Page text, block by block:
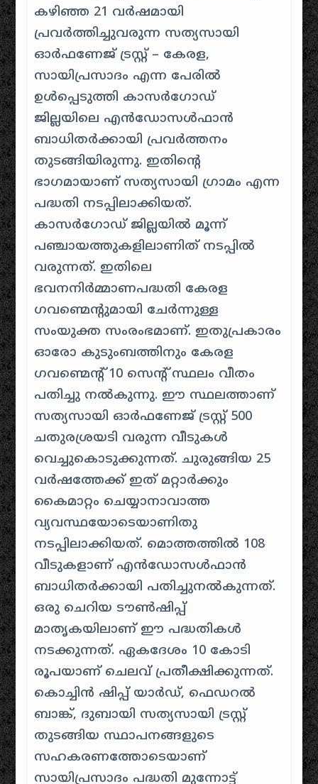
കഴിഞ്ഞ 21 വർഷമായി
പ്രവർത്തിച്ചുവരുന്ന സത്യസായി
ഓർഫണേജ് ട്രസ്റ്റ് – കേരള,
സായിപ്രസാദം എന്ന പേരിൽ
ഉൾപ്പെടുത്തി കാസർഗോഡ്
ജില്ലയിലെ എൻഡോസൾഫാൻ
ബാധിതർക്കായി പ്രവർത്തനം
തുടങ്ങിയിരുന്നു. ഇതിന്റെ
ഭാഗമായാണ് സത്യസായി ഗ്രാമം എന്ന
പദ്ധതി നടപ്പിലാക്കിയത്.
കാസർഗോഡ് ജില്ലയിൽ മൂന്ന്
പഞ്ചായത്തുകളിലാണിത് നടപ്പിൽ
വരുന്നത്. ഇതിലെ
ഭവനനിർമ്മാണപദ്ധതി കേരള
ഗവണ്മെന്റുമായി ചേർന്നുള്ള
സംയുക്ത സംരംഭമാണ്. ഇതുപ്രകാരം
ഓരോ കുടുംബത്തിനും കേരള
ഗവണ്മെന്റ് 10 സെന്റ് സ്ഥലം വീതം
പതിച്ചു നൽകുന്നു. ഈ സ്ഥലത്താണ്
സത്യസായി ഓർഫണേജ് ട്രസ്റ്റ് 500
ചതുരശ്രയടി വരുന്ന വീടുകൾ
വെച്ചുകൊടുക്കുന്നത്. ചുരുങ്ങിയ 25
വർഷത്തേക്ക് ഇത് മറ്റാർക്കും
കൈമാറ്റം ചെയ്യാനാവാത്ത
വ്യവസ്ഥയോടെയാണിതു
നടപ്പിലാക്കിയത്. മൊത്തത്തിൽ 108
വീടുകളാണ് എൻഡോസൾഫാൻ
ബാധിതർക്കായി പതിച്ചുനൽകുന്നത്.
ഒരു ചെറിയ ടൗൺഷിപ്പ്
മാതൃകയിലാണ് ഈ പദ്ധതികൾ
നടക്കുന്നത്. ഏകദേശം 10 കോടി
രൂപയാണ് ചെലവ് പ്രതീക്ഷിക്കുന്നത്.
കൊച്ചിൻ ഷിപ്പ് യാർഡ്, ഫെഡറൽ
ബാങ്ക്, ദുബായി സത്യസായി ട്രസ്റ്റ്
തുടങ്ങിയ സ്ഥാപനങ്ങളുടെ
സഹകരണത്തോടെയാണ്
സായിപ്രസാദം പദ്ധതി മുന്നോട്ട്